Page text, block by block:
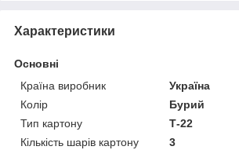
Характеристики
Основні
Країна виробник
Україна
Колір
Бурий
Тип картону
Т-22
Кількість шарів картону
3